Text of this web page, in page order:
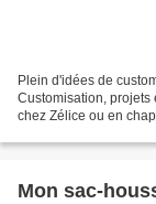
Plein d'idées de
Customisation, projets
chez Zélice ou en
Mon sac-